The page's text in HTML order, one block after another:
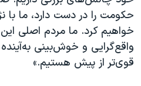
حکومت را در دست دارد، ما با
خواهيم کرد. ما مردم اصلی
واقع‌گرايی و خوش‌بينی
قوی‌تر از پيش هستيم.»